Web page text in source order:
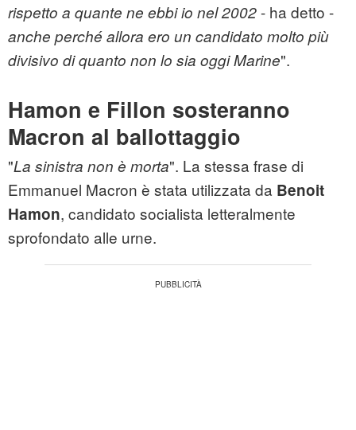
rispetto a quante ne ebbi io nel 2002- ha detto -
anche perché allora ero un candidato molto più
divisivo di quanto non lo sia oggi Marine".
Hamon e Fillon sosteranno
Macron al ballottaggio
"La sinistra non è morta". La stessa frase di
Emmanuel Macron è stata utilizzata da Benoit
Hamon, candidato socialista letteralmente
sprofondato alle urne.